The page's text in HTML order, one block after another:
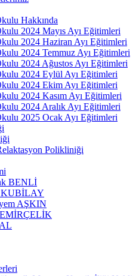
Hakkında
2024 Mayıs Ayı Eğitimleri
2024 Haziran Ayı Eğitimleri
2024 Temmuz Ayı Eğitimleri
2024 Ağustos Ayı Eğitimleri
2024 Eylül Ayı Eğitimleri
2024 Ekim Ayı Eğitimleri
2024 Kasım Ayı Eğitimleri
2024 Aralık Ayı Eğitimleri
2025 Ocak Ayı Eğitimleri
Polikliniği
BENLİ
KUBİLAY
AŞKIN